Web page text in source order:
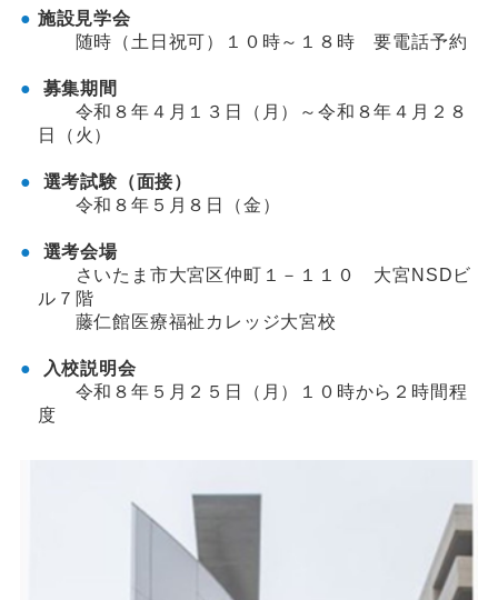
施設見学会
随時（土日祝可）１０時～１８時 要電話予約
募集期間
令和８年４月１３日（月）～令和８年４月２８
日（火）
選考試験（面接）
令和８年５月８日（金）
選考会場
さいたま市大宮区仲町１－１１０ 大宮NSDビ
ル７階
藤仁館医療福祉カレッジ大宮校
入校説明会
令和８年５月２５日（月）１０時から２時間程
度